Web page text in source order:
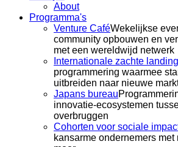
About
Programma's
Venture CaféWekelijkse
community opbouwen en
met een wereldwijd netwerk
Internationale zachte landing
programmering waarmee
uitbreiden naar nieuwe
Japans bureau
innovatie-ecosystemen
overbruggen
Cohorten voor sociale
kansarme ondernemers